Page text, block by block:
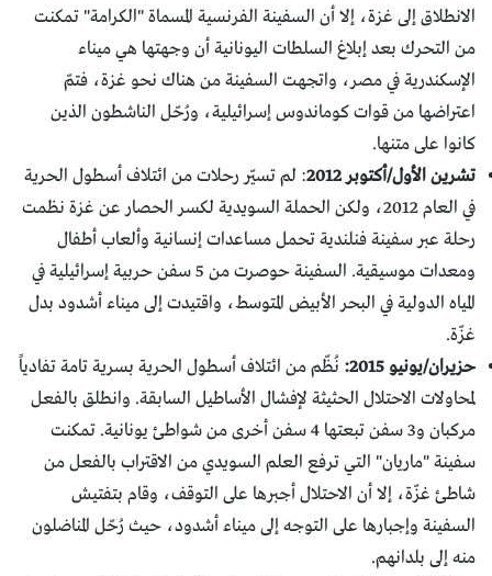
الانطلاق إلى غزة، إلا أن السفينة الفرنسية المسماة "الكرامة" تمكنت
من التحرك بعد إبلاغ السلطات اليونانية أن وجهتها هي ميناء
الإسكندرية في مصر، واتجهت السفينة من هناك نحو غزة، فتمّ
اعتراضها من قوات كوماندوس إسرائيلية، ورُحّل الناشطون الذين
كانوا على متنها.
تشرين الأول/أكتوبر 2012
: لم تسيّر رحلات من ائتلاف أسطول الحرية
في العام 2012، ولكن الحملة السويدية لكسر الحصار عن غزة نظمت
رحلة عبر سفينة فنلندية تحمل مساعدات إنسانية وألعاب أطفال
ومعدات موسيقية. السفينة حوصرت من 5 سفن حربية إسرائيلية في
المياه الدولية في البحر الأبيض المتوسط، واقتيدت إلى ميناء أشدود بدل
غزّة.
حزيران/يونيو 2015:
نُظّم من ائتلاف أسطول الحرية بسرية تامة تفادياً
لمحاولات الاحتلال الحثيثة لإفشال الأساطيل السابقة. وانطلق بالفعل
مركبان و3 سفن تبعتها 4 سفن أخرى من شواطئ يونانية. تمكنت
سفينة "ماريان" التي ترفع العلم السويدي من الاقتراب بالفعل من
شاطئ غزّة، إلا أن الاحتلال أجبرها على التوقف، وقام بتفتيش
السفينة وإجبارها على التوجه إلى ميناء أشدود، حيث رُحّل المناضلون
منه إلى بلدانهم.